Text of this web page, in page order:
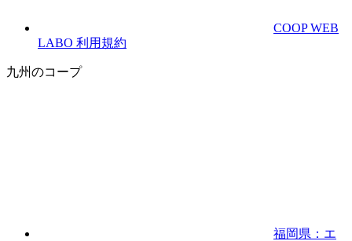
COOP WEB
LABO 利用規約
九州のコープ
福岡県：エ